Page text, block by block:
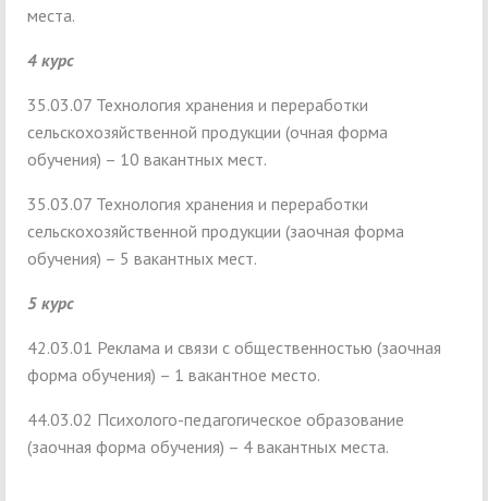
места.
4 курс
35.03.07 Технология хранения и переработки
сельскохозяйственной продукции (очная форма
обучения) – 10 вакантных мест.
35.03.07 Технология хранения и переработки
сельскохозяйственной продукции (заочная форма
обучения) – 5 вакантных мест.
5 курс
42.03.01 Реклама и связи с общественностью (заочная
форма обучения) – 1 вакантное место.
44.03.02 Психолого-педагогическое образование
(заочная форма обучения) – 4 вакантных места.